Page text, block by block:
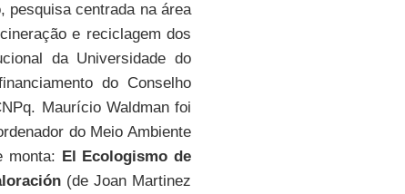
pesquisa centrada na área
e reciclagem dos
da Universidade do
do Conselho
Maurício Waldman foi
do Meio Ambiente
monta: El Ecologismo de
(de Joan Martinez